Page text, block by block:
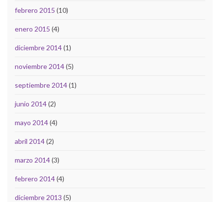
febrero 2015 (10)
enero 2015 (4)
diciembre 2014(1)
noviembre 2014(5)
septiembre 2014(1)
junio 2014(2)
mayo 2014(4)
abril 2014(2)
marzo 2014(3)
febrero 2014(4)
diciembre 2013 (5)